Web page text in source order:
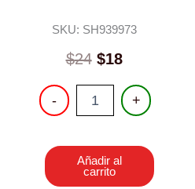
SKU: SH939973
$24 Original
was:
$24.
$18Current
is:
$18.
-
JUEGO
PARA
cantidad
+
Añadir al
carrito